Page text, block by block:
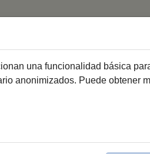
Evento Simple Alcaldía
una funcionalidad básica
anonimizados. Puede obtener